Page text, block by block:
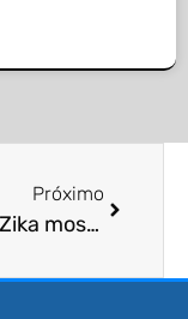
Próximo
O que é Zika mosquito controle?